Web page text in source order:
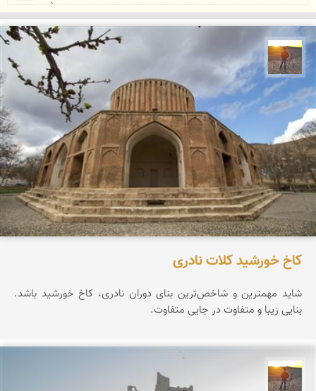
مهدی مخلصیان
کاخ خورشید کلات نادری
شاید مهمترین و شاخص‌ترین بنای دوران نادری، کاخ خورشید باشد.
بنایی زیبا و متفاوت در جایی متفاوت.